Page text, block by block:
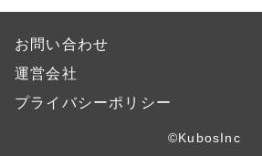
お問い合わせ
運営会社
プライバシーポリシー
©KubosInc